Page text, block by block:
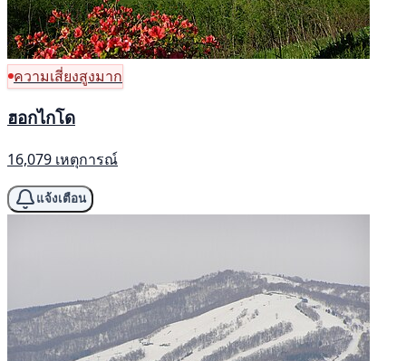
ความเสี่ยงสูงมาก
ฮอกไกโด
16,079 เหตุการณ์
แจ้งเตือน